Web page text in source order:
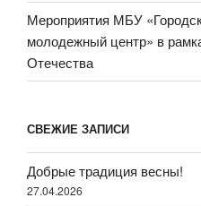
Мероприятия МБУ
молодежный центр» в
Отечества
СВЕЖИЕ ЗАПИСИ
Добрые традиция весны!
27.04.2026